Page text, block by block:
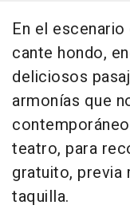
En el
cante hondo,
deliciosos
armonías que
teatro, para
gratuito, previa
taquilla.